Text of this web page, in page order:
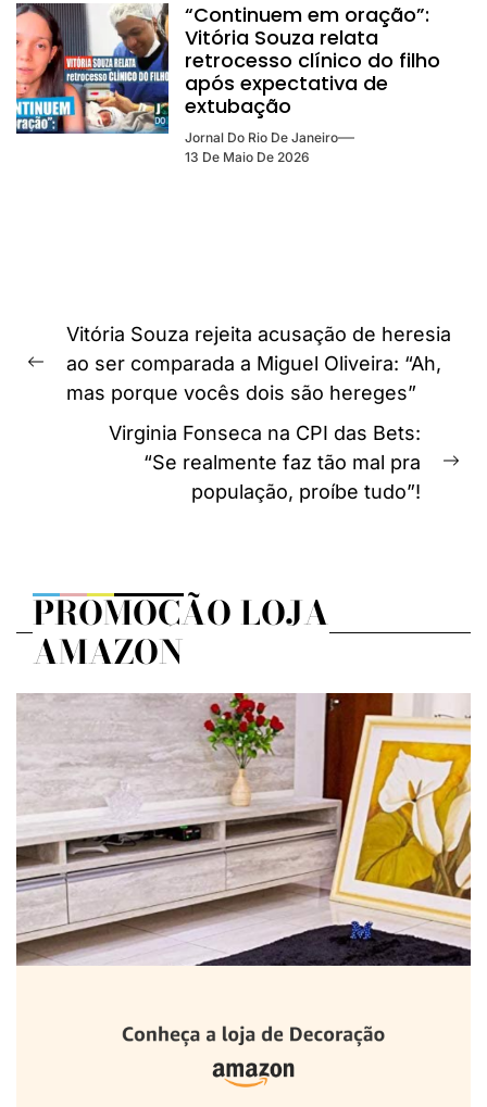
“Continuem em oração”:
Vitória Souza relata
retrocesso clínico do filho
após expectativa de
extubação
Jornal Do Rio De Janeiro
13 De Maio De 2026
Navegação
de
Post
Previous
post:
Vitória Souza rejeita acusação de heresia
ao ser comparada a Miguel Oliveira: “Ah,
mas porque vocês dois são hereges”
Virginia Fonseca na CPI das Bets:
“Se realmente faz tão mal pra
população, proíbe tudo”!
PROMOÇÃO LOJA
AMAZON